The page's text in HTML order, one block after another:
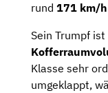
rund 171 km/h
Sein Trumpf
Klasse sehr
umgeklappt,